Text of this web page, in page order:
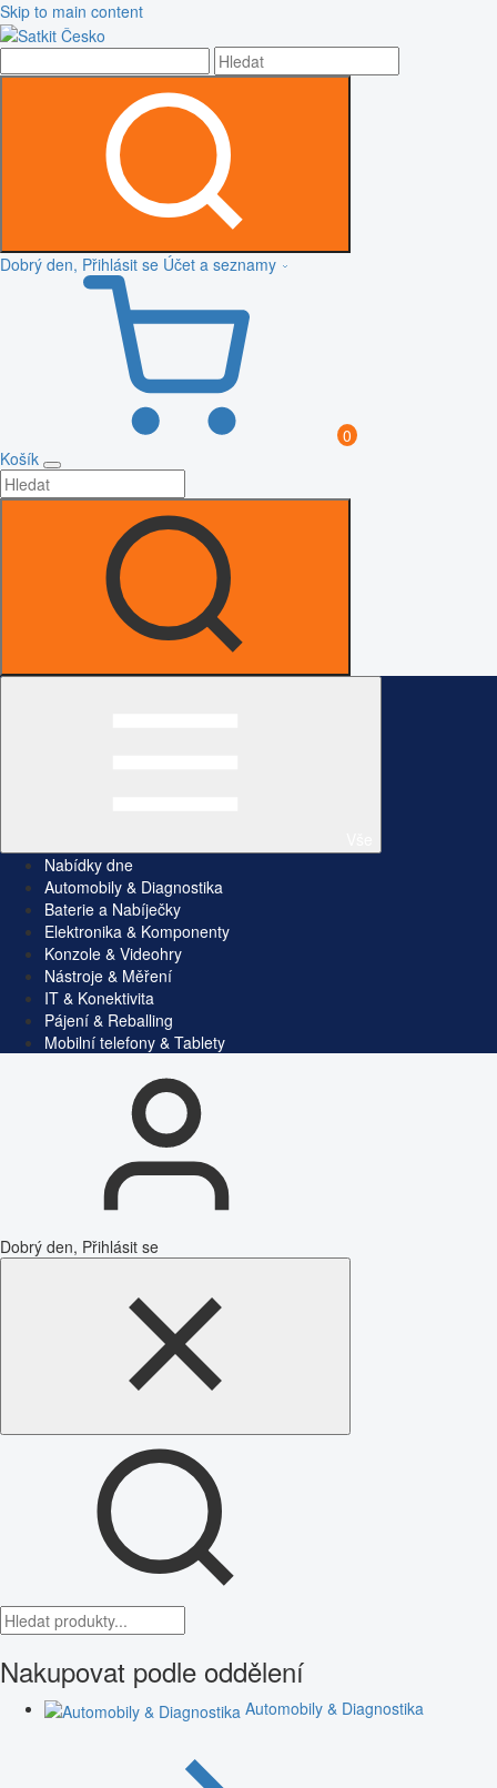
Skip to main content
Dobrý den, Přihlásit se Účet a seznamy
0
Košík
Nabídky dne
Automobily & Diagnostika
Baterie a Nabíječky
Elektronika & Komponenty
Konzole & Videohry
Nástroje & Měření
IT & Konektivita
Pájení & Reballing
Mobilní telefony & Tablety
Dobrý den, Přihlásit se
Nakupovat podle oddělení
Automobily & Diagnostika